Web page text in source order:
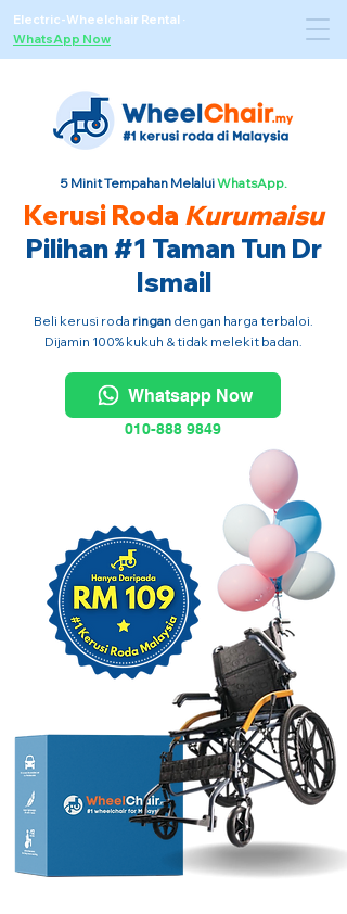
Electric-Wheelchair Rental ·
WhatsApp Now
5 Minit Tempahan MelaluiWhatsApp.
Kerusi Roda Kurumaisu
Pilihan #1 Taman Tun Dr
Ismail
Beli kerusi roda ringan dengan harga terbaloi.
Dijamin 100% kukuh & tidak melekit badan.
Whatsapp Now
010-888 9849